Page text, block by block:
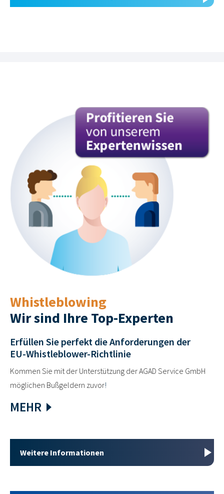
Whistleblowing
Wir sind Ihre Top-Experten
Erfüllen Sie perfekt die Anforderungen der
EU-Whistleblower-Richtlinie
Kommen Sie mit der Unterstützung der AGAD Service GmbH
möglichen Bußgeldern zuvor!
MEHR
Weitere Informationen